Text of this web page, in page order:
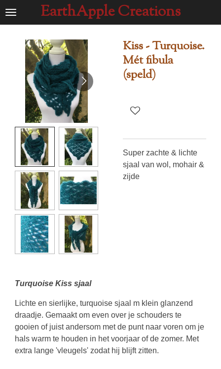
Ga
hoofdinhoud
EarthApple Creations
Kiss - Turquoise.
Mét fibula
(speld)
Super zachte & lichte
sjaal van wol, mohair &
zijde
Turquoise Kiss sjaal
Lichte en sierlijke, turquoise sjaal m klein glanzend
draadje. Gemaakt om even over je schouders te
gooien of juist andersom met de punt naar voren om je
hals warm te houden in het voorjaar of de zomer. Met
extra lange 'vleugels' zodat hij blijft zitten.